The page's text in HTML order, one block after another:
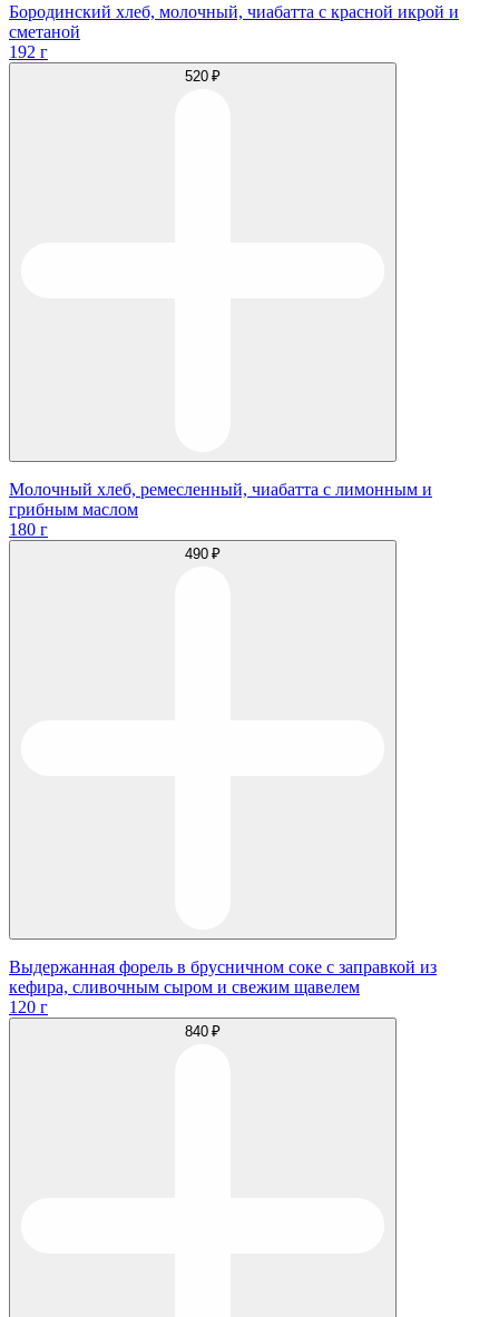
Бородинский хлеб, молочный, чиабатта с красной икрой и
сметаной
192 г
520 ₽
Молочный хлеб, ремесленный, чиабатта с лимонным и
грибным маслом
180 г
490 ₽
Выдержанная форель в брусничном соке с заправкой из
кефира, сливочным сыром и свежим щавелем
120 г
840 ₽